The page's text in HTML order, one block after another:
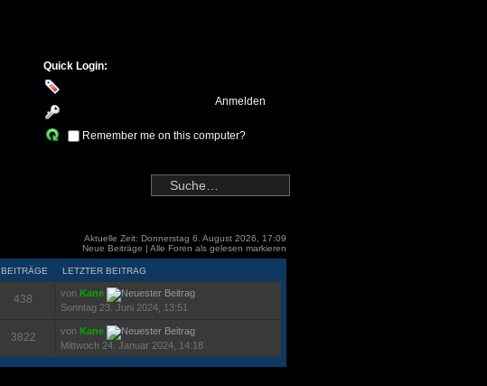
Quick Login:
Remember me on this computer?
Aktuelle Zeit: Donnerstag 6. August 2026, 17:09
Neue Beiträge | Alle Foren als gelesen markieren
BEITRÄGE LETZTER BEITRAG
438 vonKane
Sonntag 23. Juni 2024, 13:51
3822 vonKane
Mittwoch 24. Januar 2024, 14:18